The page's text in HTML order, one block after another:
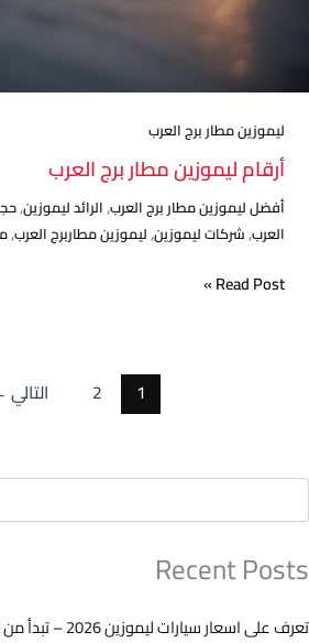
ليموزين مطار برج العرب
أرقام ليموزين مطار برج العرب
أفضل ليموزين مطار برج العرب,الرائد ليموزين,
العرب,شركات ليموزين,ليموزين مطاربرج العرب,
Read Post »
1
2 التالي
Recent Posts
تعرف على اسعار سيارات ليموزين 2026 – تبدأ من 450 جنيه